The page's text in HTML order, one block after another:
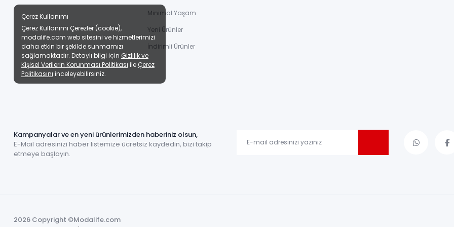
Minimal Yaşam
Yeni Ürünler
İndirimli Ürünler
Kampanyalar ve en yeni ürünlerimizden haberiniz olsun,
E-Mail adresinizi haber listemize ücretsiz kaydedin, bizi takip
etmeye başlayın.
2026 Copyright ©Modalife.com
Çerez Kullanımı
Çerez Kullanımı Çerezler (cookie),
modalife.com web sitesini ve hizmetlerimizi
daha etkin bir şekilde sunmamızı
sağlamaktadır. Detaylı bilgi için Gizlilik ve
Kişisel Verilerin Korunması Politikası ile Çerez
Politikasını inceleyebilirsiniz.